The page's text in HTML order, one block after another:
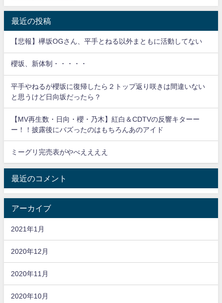
最近の投稿
【悲報】欅坂OGさん、平手とねる以外まともに活動してない
櫻坂、新体制・・・・・
平手やねるが櫻坂に復帰したら２トップ返り咲きは間違いない
と思うけど日向坂だったら？
【MV再生数・日向・櫻・乃木】紅白＆CDTVの反響キターー
ー！！披露後にバズったのはもちろんあのアイド
ミーグリ完売表がやべええええ
最近のコメント
アーカイブ
2021年1月
2020年12月
2020年11月
2020年10月